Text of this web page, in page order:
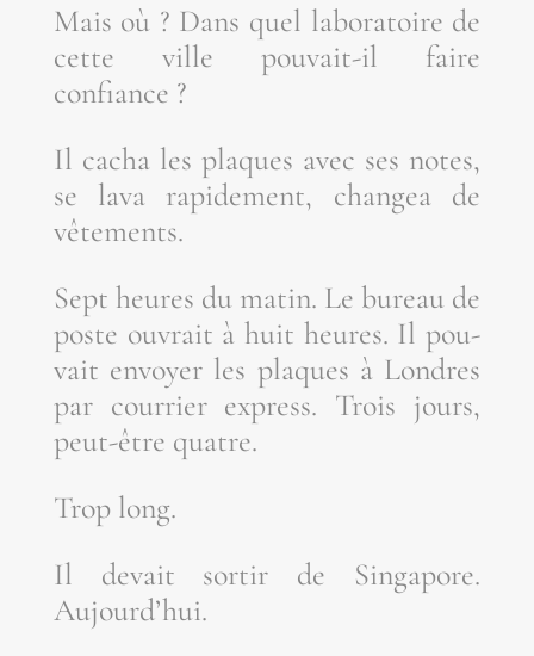
Mais où ? Dans quel labo­ra­toire de
cette ville pou­vait-il faire
confiance ?
Il cacha les plaques avec ses notes,
se lava rapi­de­ment, chan­gea de
vêtements.
Sept heures du matin. Le bureau de
poste ouvrait à huit heures. Il pou­
vait envoyer les plaques à Londres
par cour­rier express. Trois jours,
peut-être quatre.
Trop long.
Il devait sor­tir de Sin­ga­pore.
Aujourd’hui.